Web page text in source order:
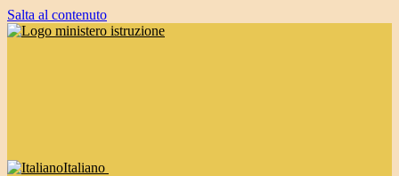
Salta al contenuto
Italiano